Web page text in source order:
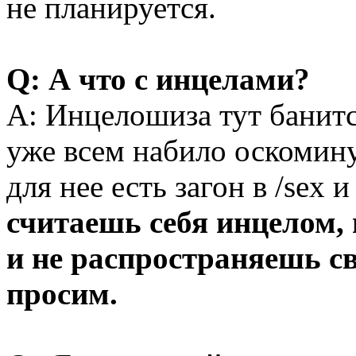
не планируется.
Q: А что с инцелами?
A: Инцелошиза тут
уже всем набило
для нее есть загон в /sex
считаешь себя
и не распространяешь
просим.